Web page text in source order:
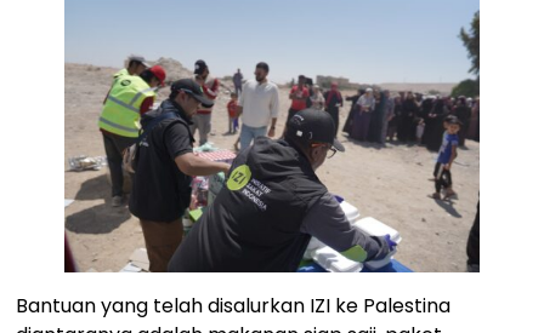
Bantuan yang telah disalurkan IZI ke Palestina